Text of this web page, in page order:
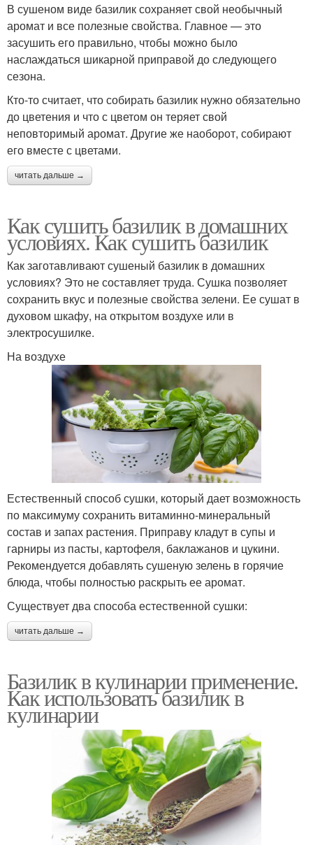
В сушеном виде базилик сохраняет свой необычный
аромат и все полезные свойства. Главное — это
засушить его правильно, чтобы можно было
наслаждаться шикарной приправой до следующего
сезона.
Кто-то считает, что собирать базилик нужно обязательно
до цветения и что с цветом он теряет свой
неповторимый аромат. Другие же наоборот, собирают
его вместе с цветами.
читать дальше →
Как сушить базилик в домашних
условиях. Как сушить базилик
Как заготавливают сушеный базилик в домашних
условиях? Это не составляет труда. Сушка позволяет
сохранить вкус и полезные свойства зелени. Ее сушат в
духовом шкафу, на открытом воздухе или в
электросушилке.
На воздухе
Естественный способ сушки, который дает возможность
по максимуму сохранить витаминно-минеральный
состав и запах растения. Приправу кладут в супы и
гарниры из пасты, картофеля, баклажанов и цукини.
Рекомендуется добавлять сушеную зелень в горячие
блюда, чтобы полностью раскрыть ее аромат.
Существует два способа естественной сушки:
читать дальше →
Базилик в кулинарии применение.
Как использовать базилик в
кулинарии